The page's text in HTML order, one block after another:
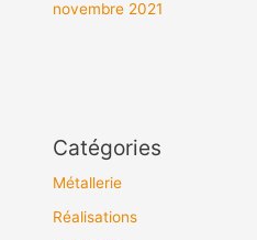
novembre 2021
Catégories
Métallerie
Réalisations